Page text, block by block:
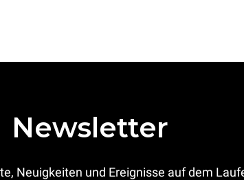
Newsletter
Neuigkeiten und Ereignisse auf dem